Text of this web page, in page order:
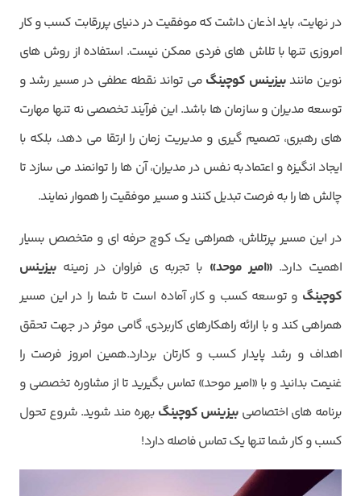
در نهایت، باید اذعان داشت که موفقیت در دنیای پررقابت کسب و کار
امروزی تنها با تلاش های فردی ممکن نیست. استفاده از روش های
نوین مانندبیزینس کوچینگ می تواند نقطه عطفی در مسیر رشد و
توسعه مدیران و سازمان ها باشد. این فرآیند تخصصی نه تنها مهارت
های رهبری، تصمیم گیری و مدیریت زمان را ارتقا می دهد، بلکه با
ایجاد انگیزه و اعتمادبه نفس در مدیران، آن ها را توانمند می سازد تا
چالش ها را به فرصت تبدیل کنند و مسیر موفقیت را هموار نمایند.
در این مسیر پرتلاش، همراهی یک کوچ حرفه ای و متخصص بسیار
اهمیت دارد. «امیر موحد» با تجربه ی فراوان در زمینه بیزینس
کوچینگ و توسعه کسب و کار، آماده است تا شما را در این مسیر
همراهی کند و با ارائه راهکارهای کاربردی، گامی موثر در جهت تحقق
اهداف و رشد پایدار کسب و کارتان بردارد.همین امروز فرصت را
غنیمت بدانید و با «امیر موحد» تماس بگیرید تا از مشاوره تخصصی و
برنامه های اختصاصیبیزینس کوچینگ بهره مند شوید. شروع تحول
کسب و کار شما تنها یک تماس فاصله دارد!